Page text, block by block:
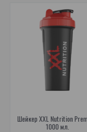
Шейкер XXL Nutrition
1000 мл.